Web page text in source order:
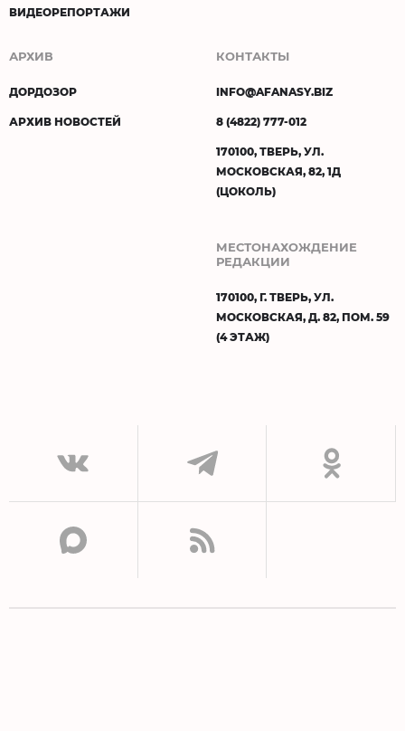
ВИДЕОРЕПОРТАЖИ
АРХИВ
ДОРДОЗОР
АРХИВ НОВОСТЕЙ
КОНТАКТЫ
INFO@AFANASY.BIZ
8 (4822) 777-012
170100, ТВЕРЬ, УЛ.
МОСКОВСКАЯ, 82, 1Д
(ЦОКОЛЬ)
МЕСТОНАХОЖДЕНИЕ
РЕДАКЦИИ
170100, Г. ТВЕРЬ, УЛ.
МОСКОВСКАЯ, Д. 82, ПОМ. 59
(4 ЭТАЖ)